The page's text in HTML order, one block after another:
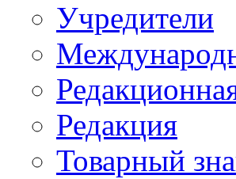
Учредители
Редакция
Товарный